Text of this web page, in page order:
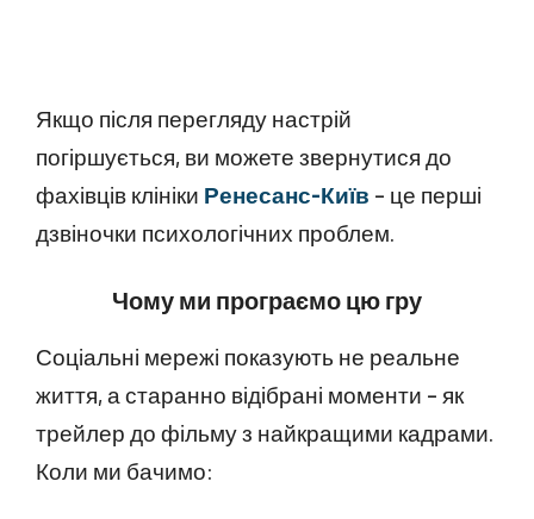
Якщо після перегляду настрій
погіршується, ви можете звернутися до
фахівців клініки Ренесанс-Київ – це перші
дзвіночки психологічних проблем.
Чому ми програємо цю гру
Соціальні мережі показують не реальне
життя, а старанно відібрані моменти – як
трейлер до фільму з найкращими кадрами.
Коли ми бачимо: